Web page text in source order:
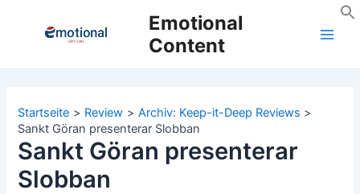
Emotional
Content
Startseite Review
Archiv: Keep-it-Deep Reviews
Sankt Göran presenterar Slobban
Sankt Göran presenterar
Slobban